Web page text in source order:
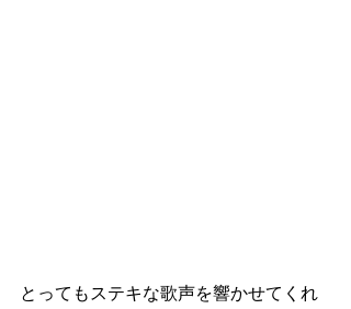
とってもステキな歌声を響かせてくれ